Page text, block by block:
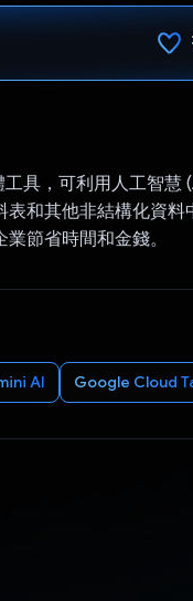
具，可利用人工智慧
表和其他非結構化資
節省時間和金錢。
AI Google Cloud